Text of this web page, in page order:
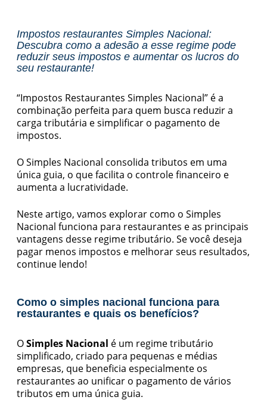
Impostos restaurantes Simples Nacional:
Descubra como a adesão a esse regime pode
reduzir seus impostos e aumentar os lucros do
seu restaurante!
“Impostos Restaurantes Simples Nacional” é a
combinação perfeita para quem busca reduzir a
carga tributária e simplificar o pagamento de
impostos.
O Simples Nacional consolida tributos em uma
única guia, o que facilita o controle financeiro e
aumenta a lucratividade.
Neste artigo, vamos explorar como o Simples
Nacional funciona para restaurantes e as principais
vantagens desse regime tributário. Se você deseja
pagar menos impostos e melhorar seus resultados,
continue lendo!
Como o simples nacional funciona para
restaurantes e quais os benefícios?
OSimples Nacional é um regime tributário
simplificado, criado para pequenas e médias
empresas, que beneficia especialmente os
restaurantes ao unificar o pagamento de vários
tributos em uma única guia.